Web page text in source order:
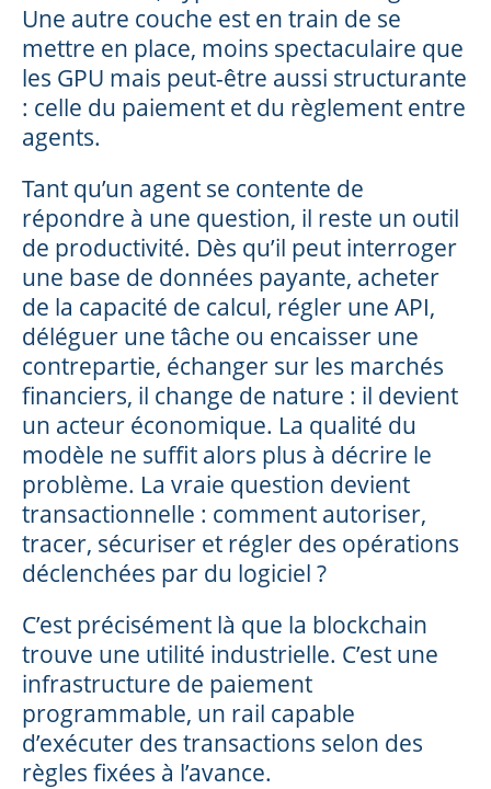
Une autre couche est en train de se
mettre en place, moins spectaculaire que
les GPU mais peut-être aussi structurante
: celle du paiement et du règlement entre
agents.
Tant qu’un agent se contente de
répondre à une question, il reste un outil
de productivité. Dès qu’il peut interroger
une base de données payante, acheter
de la capacité de calcul, régler une API,
déléguer une tâche ou encaisser une
contrepartie, échanger sur les marchés
financiers, il change de nature : il devient
un acteur économique. La qualité du
modèle ne suffit alors plus à décrire le
problème. La vraie question devient
transactionnelle : comment autoriser,
tracer, sécuriser et régler des opérations
déclenchées par du logiciel ?
C’est précisément là que la blockchain
trouve une utilité industrielle. C’est une
infrastructure de paiement
programmable, un rail capable
d’exécuter des transactions selon des
règles fixées à l’avance.